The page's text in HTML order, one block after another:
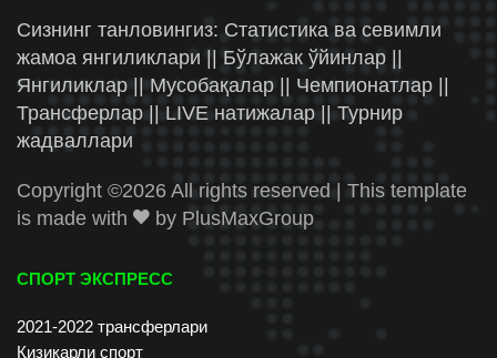
Сизнинг танловингиз: Статистика ва севимли
жамоа янгиликлари || Бўлажак ўйинлар ||
Янгиликлар || Мусобақалар || Чемпионатлар ||
Трансферлар || LIVE натижалар || Турнир
жадваллари
Copyright ©2026 All rights reserved | This template
is made with
by PlusMaxGroup
СПОРТ ЭКСПРЕСС
2021-2022 трансферлари
Қизиқарли спорт